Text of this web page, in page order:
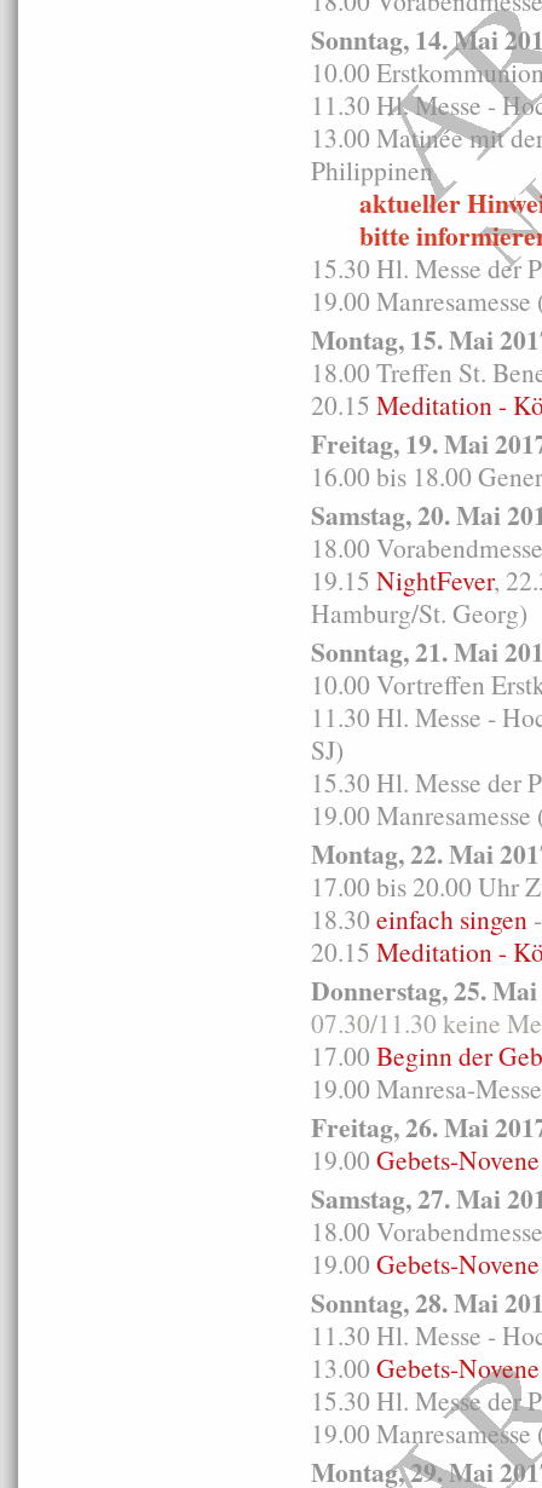
Sonntag, 14. Mai
10.00
11.30 Hl. Messe -
13.00 Matinée mit
Philippinen
aktueller
bitte informieren
15.30 Hl. Messe der
19.00
Montag, 15. Mai
18.00 Treffen St.
20.15 Meditation -
Freitag, 19. Mai
16.00 bis 18.00
Samstag, 20. Mai
18.00
19.15 NightFever,
Hamburg/St. Georg)
Sonntag, 21. Mai
10.00 Vortreffen
11.30 Hl. Messe -
SJ)
15.30 Hl. Messe der
19.00
Montag, 22. Mai
17.00 bis 20.00 Uhr
18.30 einfach singen
20.15 Meditation -
Donnerstag, 25.
07.30/11.30 keine
17.00 Beginn der
19.00 Manresa-
Freitag, 26. Mai
19.00 Gebets-
Samstag, 27. Mai
18.00
19.00 Gebets-
Sonntag, 28. Mai
11.30 Hl. Messe -
13.00 Gebets-
15.30 Hl. Messe der
19.00
Montag, 29. Mai